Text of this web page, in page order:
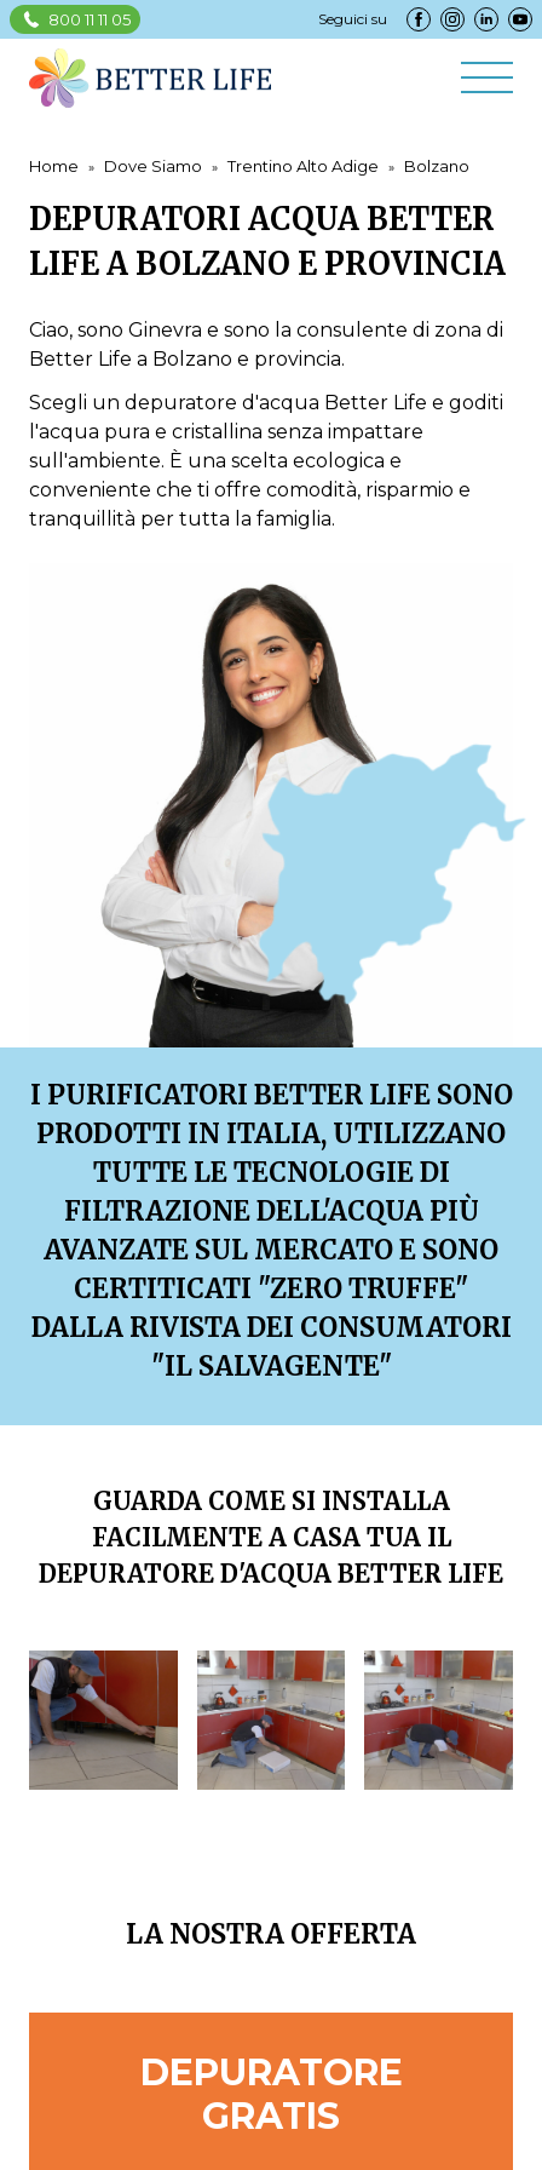
800 11 11 05 Seguici su
Home Dove Siamo Trentino Alto Adige Bolzano
DEPURATORI ACQUA BETTER
LIFE A BOLZANO E PROVINCIA
Ciao, sono Ginevra e sono la consulente di zona di
Better Life a Bolzano e provincia.
Scegli un depuratore d'acqua Better Life e goditi
l'acqua pura e cristallina senza impattare
sull'ambiente. È una scelta ecologica e
conveniente che ti offre comodità, risparmio e
tranquillità per tutta la famiglia.
I PURIFICATORI BETTER LIFE SONO
PRODOTTI IN ITALIA, UTILIZZANO
TUTTE LE TECNOLOGIE DI
FILTRAZIONE DELL'ACQUA PIÙ
AVANZATE SUL MERCATO E SONO
CERTITICATI "ZERO TRUFFE"
DALLA RIVISTA DEI CONSUMATORI
"IL SALVAGENTE"
GUARDA COME SI INSTALLA
FACILMENTE A CASA TUA IL
DEPURATORE D'ACQUA BETTER LIFE
LA NOSTRA OFFERTA
DEPURATORE
GRATIS